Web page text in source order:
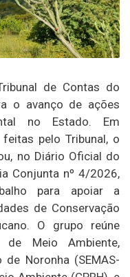
de Contas do
o avanço de ações
no Estado. Em
pelo Tribunal, o
no Diário Oficial do
Conjunta nº 4/2026,
para apoiar a
de Conservação
O grupo reúne
de Meio Ambiente,
Noronha (SEMAS-